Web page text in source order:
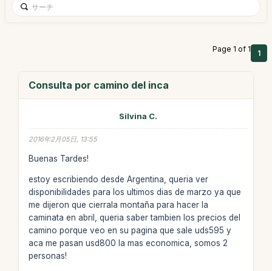
Page 1 of 1 1
Consulta por camino del inca
Silvina C.
2016年2月05日, 13:55
Buenas Tardes!
estoy escribiendo desde Argentina, queria ver
disponibilidades para los ultimos dias de marzo ya que
me dijeron que cierrala montaña para hacer la
caminata en abril, queria saber tambien los precios del
camino porque veo en su pagina que sale uds595 y
aca me pasan usd800 la mas economica, somos 2
personas!